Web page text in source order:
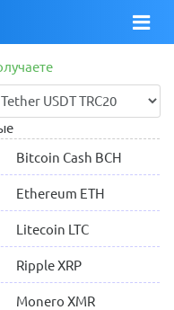
Bitcoin Cash BCH
Ethereum ETH
Litecoin LTC
Ripple XRP
Monero XMR